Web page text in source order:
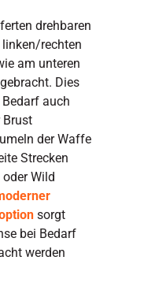
drehbaren
rechten
am unteren
Dies
auch
Brust
der Waffe
Strecken
Wild
sorgt
bei Bedarf
werden